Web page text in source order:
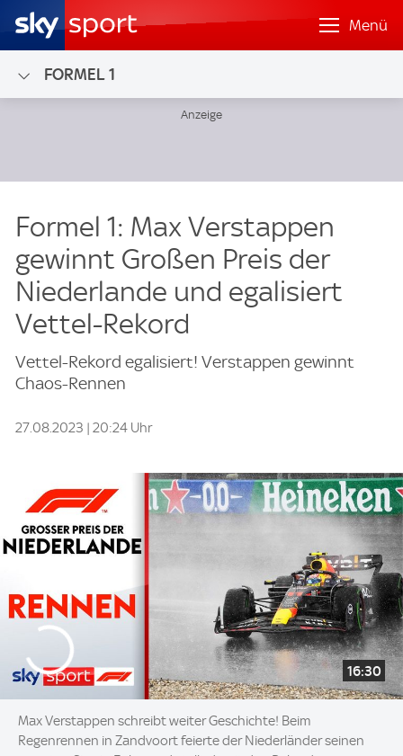
Menü
FORMEL 1
Formel 1: Max Verstappen
gewinnt Großen Preis der
Niederlande und egalisiert
Vettel-Rekord
Vettel-Rekord egalisiert! Verstappen gewinnt
Chaos-Rennen
27.08.2023 | 20:24 Uhr
16:30
Max Verstappen schreibt weiter Geschichte! Beim
Regenrennen in Zandvoort feierte der Niederländer seinen